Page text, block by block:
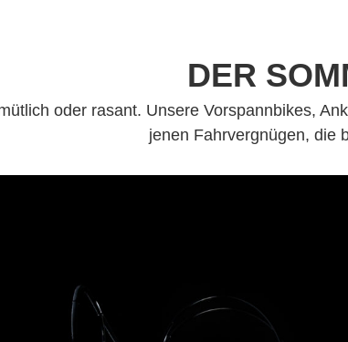
DER
oder rasant. Unsere Vorspannbikes,
jenen Fahrvergnügen, die